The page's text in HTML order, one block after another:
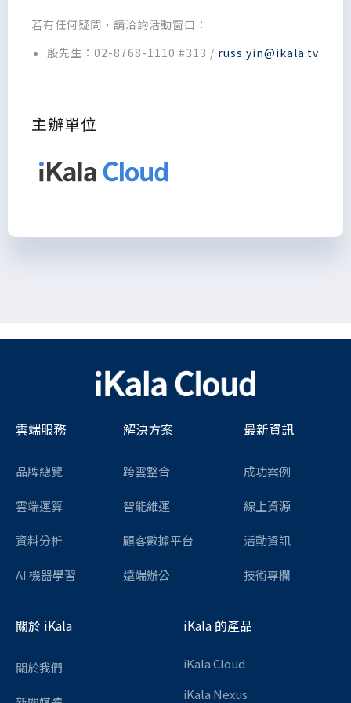
若有任何疑問，請洽詢活動窗口：
殷先生：02-8768-1110 #313 / russ.yin@ikala.tv
主辦單位
雲端服務
品牌總覽
雲端運算
資料分析
AI 機器學習
解決方案
跨雲整合
智能維運
顧客數據平台
遠端辦公
最新資訊
成功案例
線上資源
活動資訊
技術專欄
關於 iKala
關於我們
iKala 的產品
iKala Cloud
iKala Nexus